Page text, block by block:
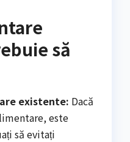
să
existente: Dacă
este
să evitați